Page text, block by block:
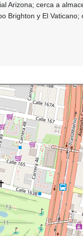
Arizona; cerca a
Brighton y El Vaticano;